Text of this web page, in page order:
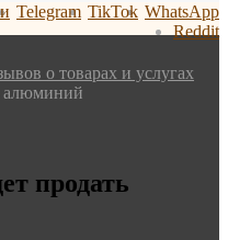
WhatsApp
TikTok
Telegram
Reddit
о товарах и услугах
алюминий
продать